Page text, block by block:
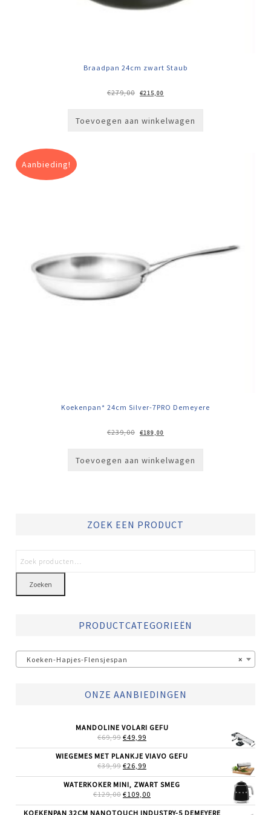
Braadpan 24cm zwart Staub
€279,00
Oorspronkelijke
prijs
€215,00
prijs
Toevoegen aan winkelwagen
Aanbieding!
Koekenpan* 24cm Silver-7PRO Demeyere
€239,00
Oorspronkelijke
prijs
€189,00
prijs
Toevoegen aan winkelwagen
ZOEK EEN PRODUCT
Zoeken
PRODUCTCATEGORIEËN
×
Koeken-Hapjes-Flensjespan
ONZE AANBIEDINGEN
MANDOLINE VOLARI GEFU
€69,99 OORSPRONKELIJKE
WAS:
€69,99.
€49,99
IS:
WIEGEMES MET PLANKJE VIAVO GEFU
€39,99 OORSPRONKELIJKE
WAS:
€39,99.
€26,99
IS:
€26,99.
WATERKOKER MINI, ZWART SMEG
€129,00 OORSPRONKELIJKE
WAS:
€109,00
IS:
KOEKENPAN 32CM NANOTOUCH INDUSTRY-5 DEMEYERE